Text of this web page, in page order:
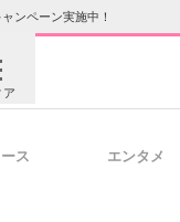
ンペーン実施中！
ア
ス エンタメ